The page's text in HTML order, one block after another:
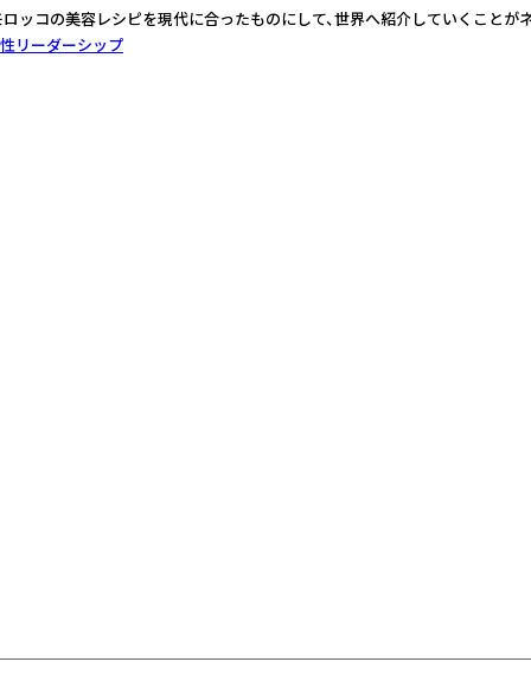
ッコの美容レシピを現代に合ったものにして、世界へ紹介していくことが
リーダーシップ